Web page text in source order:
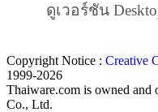
ดูเวอร์ชัน
Copyright Notice : Creative
1999-2026
Thaiware.com is owned and
Co., Ltd.